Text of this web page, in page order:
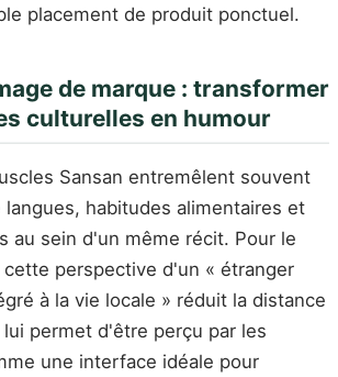
placement de produit ponctuel.
de marque : transformer
culturelles en humour
Sansan entremêlent souvent
habitudes alimentaires et
au sein d'un même récit. Pour le
perspective d'un « étranger
à la vie locale » réduit la distance
permet d'être perçu par les
une interface idéale pour